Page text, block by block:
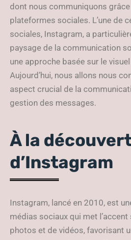
dont nous communiquons
plateformes sociales. L’une de
sociales, Instagram, a
paysage de la communication
une approche basée sur le
Aujourd’hui, nous allons nous
aspect crucial de la
gestion des messages.
À la
d’Instagram
Instagram, lancé en 2010, est
médias sociaux qui met
photos et de vidéos, favorisant